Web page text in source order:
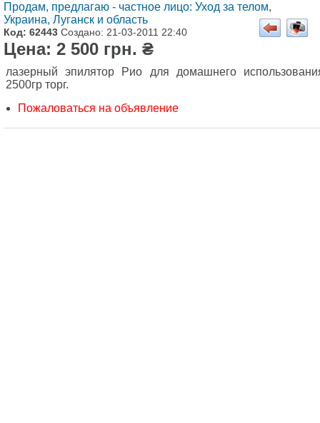
Продам, предлагаю - частное лицо: Уход за телом,
Украина, Луганск и область
Код: 62443 Создано: 21-03-2011 22:40
Цена: 2 500 грн. ₴
лазерный эпилятор Рио для домашнего
2500гр торг.
Пожаловаться на объявление